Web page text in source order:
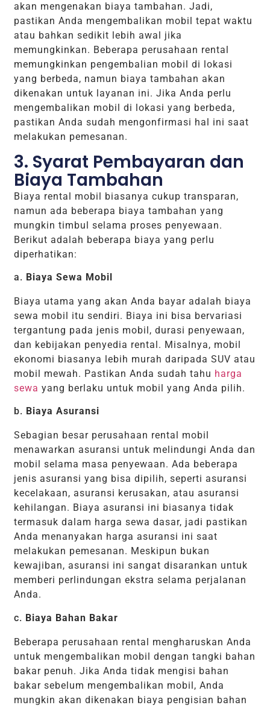
akan mengenakan biaya tambahan. Jadi,
pastikan Anda mengembalikan mobil tepat waktu
atau bahkan sedikit lebih awal jika
memungkinkan. Beberapa perusahaan rental
memungkinkan pengembalian mobil di lokasi
yang berbeda, namun biaya tambahan akan
dikenakan untuk layanan ini. Jika Anda perlu
mengembalikan mobil di lokasi yang berbeda,
pastikan Anda sudah mengonfirmasi hal ini saat
melakukan pemesanan.
3. Syarat Pembayaran dan
Biaya Tambahan
Biaya rental mobil biasanya cukup transparan,
namun ada beberapa biaya tambahan yang
mungkin timbul selama proses penyewaan.
Berikut adalah beberapa biaya yang perlu
diperhatikan:
a. Biaya Sewa Mobil
Biaya utama yang akan Anda bayar adalah biaya
sewa mobil itu sendiri. Biaya ini bisa bervariasi
tergantung pada jenis mobil, durasi penyewaan,
dan kebijakan penyedia rental. Misalnya, mobil
ekonomi biasanya lebih murah daripada SUV atau
mobil mewah. Pastikan Anda sudah tahu harga
sewa yang berlaku untuk mobil yang Anda pilih.
b. Biaya Asuransi
Sebagian besar perusahaan rental mobil
menawarkan asuransi untuk melindungi Anda dan
mobil selama masa penyewaan. Ada beberapa
jenis asuransi yang bisa dipilih, seperti asuransi
kecelakaan, asuransi kerusakan, atau asuransi
kehilangan. Biaya asuransi ini biasanya tidak
termasuk dalam harga sewa dasar, jadi pastikan
Anda menanyakan harga asuransi ini saat
melakukan pemesanan. Meskipun bukan
kewajiban, asuransi ini sangat disarankan untuk
memberi perlindungan ekstra selama perjalanan
Anda.
c. Biaya Bahan Bakar
Beberapa perusahaan rental mengharuskan Anda
untuk mengembalikan mobil dengan tangki bahan
bakar penuh. Jika Anda tidak mengisi bahan
bakar sebelum mengembalikan mobil, Anda
mungkin akan dikenakan biaya pengisian bahan